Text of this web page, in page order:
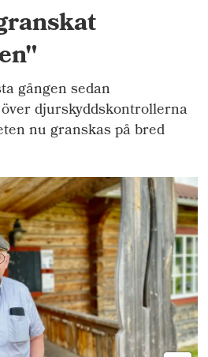
gången sedan
djurskyddskontrollerna
nu granskas på bred